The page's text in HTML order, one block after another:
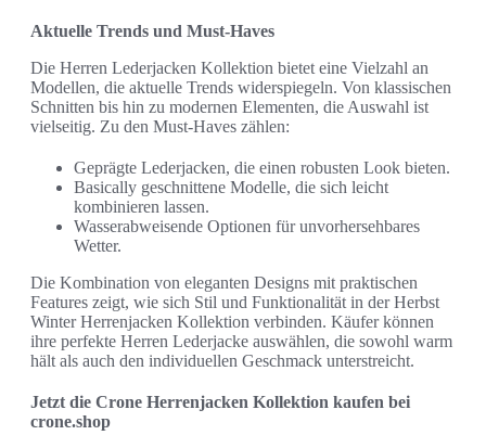
Aktuelle Trends und Must-Haves
Die Herren Lederjacken Kollektion bietet eine Vielzahl an
Modellen, die aktuelle Trends widerspiegeln. Von klassischen
Schnitten bis hin zu modernen Elementen, die Auswahl ist
vielseitig. Zu den Must-Haves zählen:
Geprägte Lederjacken, die einen robusten Look bieten.
Basically geschnittene Modelle, die sich leicht
kombinieren lassen.
Wasserabweisende Optionen für unvorhersehbares
Wetter.
Die Kombination von eleganten Designs mit praktischen
Features zeigt, wie sich Stil und Funktionalität in der Herbst
Winter Herrenjacken Kollektion verbinden. Käufer können
ihre perfekte Herren Lederjacke auswählen, die sowohl warm
hält als auch den individuellen Geschmack unterstreicht.
Jetzt die Crone Herrenjacken Kollektion kaufen bei
crone.shop